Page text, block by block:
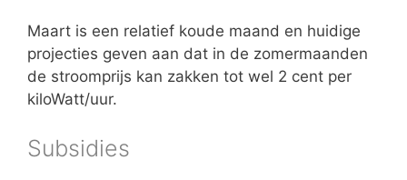
Maart is een relatief koude maand en huidige
projecties geven aan dat in de zomermaanden
de stroomprijs kan zakken tot wel 2 cent per
kiloWatt/uur.
Subsidies